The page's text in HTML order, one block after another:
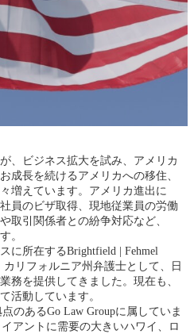
、ビジネス拡大を試み、アメリカ
成長を続けるアメリカへの移住、
増えています。アメリカ進出に
員のビザ取得、現地従業員の労働
取引関係者との紛争対応など、
。
に所在するBrightfield | Fehmel
リフォルニア州弁護士として、日
務を提供してきました。現在も、
活動しています。
のあるGo Law Groupに属していま
アントに需要の大きいハワイ、ロ